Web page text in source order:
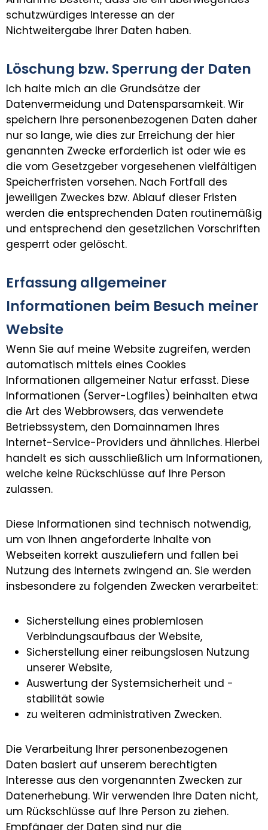
schutzwürdiges Interesse an der
Nichtweitergabe Ihrer Daten haben.
Löschung bzw. Sperrung der Daten
Ich halte mich an die Grundsätze der
Datenvermeidung und Datensparsamkeit. Wir
speichern Ihre personenbezogenen Daten daher
nur so lange, wie dies zur Erreichung der hier
genannten Zwecke erforderlich ist oder wie es
die vom Gesetzgeber vorgesehenen vielfältigen
Speicherfristen vorsehen. Nach Fortfall des
jeweiligen Zweckes bzw. Ablauf dieser Fristen
werden die entsprechenden Daten routinemäßig
und entsprechend den gesetzlichen Vorschriften
gesperrt oder gelöscht.
Erfassung allgemeiner
Informationen beim Besuch meiner
Website
Wenn Sie auf meine Website zugreifen, werden
automatisch mittels eines Cookies
Informationen allgemeiner Natur erfasst. Diese
Informationen (Server-Logfiles) beinhalten etwa
die Art des Webbrowsers, das verwendete
Betriebssystem, den Domainnamen Ihres
Internet-Service-Providers und ähnliches. Hierbei
handelt es sich ausschließlich um Informationen,
welche keine Rückschlüsse auf Ihre Person
zulassen.
Diese Informationen sind technisch notwendig,
um von Ihnen angeforderte Inhalte von
Webseiten korrekt auszuliefern und fallen bei
Nutzung des Internets zwingend an. Sie werden
insbesondere zu folgenden Zwecken verarbeitet:
Sicherstellung eines problemlosen
Verbindungsaufbaus der Website,
Sicherstellung einer reibungslosen Nutzung
unserer Website,
Auswertung der Systemsicherheit und -
stabilität sowie
zu weiteren administrativen Zwecken.
Die Verarbeitung Ihrer personenbezogenen
Daten basiert auf unserem berechtigten
Interesse aus den vorgenannten Zwecken zur
Datenerhebung. Wir verwenden Ihre Daten nicht,
um Rückschlüsse auf Ihre Person zu ziehen.
Empfänger der Daten sind nur die